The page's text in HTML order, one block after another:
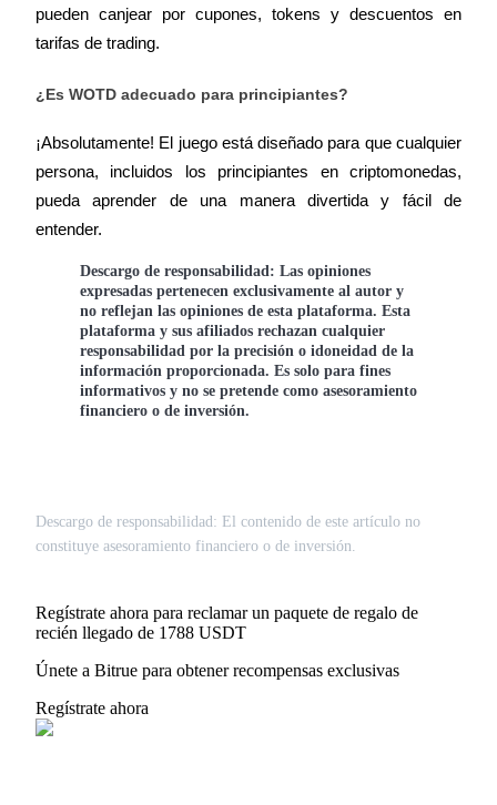
BTC Welcome Rewards
Deposit & Trade BTC to Share 25000 USDT prize pool!
Deposit CASHCAT & Win
Share 500000 CASHCAT prize pool
Exclusive for BitMart Users
Precious Metals Trading Carnival
USDT New User Exclusive 10% APR
USDT Flexible Staking | Daily Rewards
pueden canjear por cupones, tokens y descuentos en
tarifas de trading.
¿Es WOTD adecuado para principiantes?
¡Absolutamente! El juego está diseñado para que cualquier
persona, incluidos los principiantes en criptomonedas,
pueda aprender de una manera divertida y fácil de
entender.
Descargo de responsabilidad: Las opiniones
expresadas pertenecen exclusivamente al autor y
no reflejan las opiniones de esta plataforma. Esta
plataforma y sus afiliados rechazan cualquier
responsabilidad por la precisión o idoneidad de la
información proporcionada. Es solo para fines
informativos y no se pretende como asesoramiento
financiero o de inversión.
Descargo de responsabilidad: El contenido de este artículo no
constituye asesoramiento financiero o de inversión.
Regístrate ahora para reclamar un paquete de regalo de
recién llegado de 1788 USDT
Únete a Bitrue para obtener recompensas exclusivas
Regístrate ahora